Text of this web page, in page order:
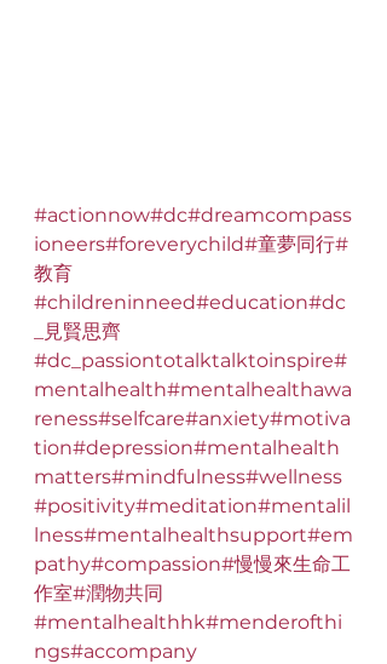
#actionnow#dc#dreamcompass
ioneers#foreverychild#童夢同行#
教育
#childreninneed#education#dc
_見賢思齊
#dc_passiontotalktalktoinspire#
mentalhealth#mentalhealthawa
reness#selfcare#anxiety#motiva
tion#depression#mentalhealth
matters#mindfulness#wellness
#positivity#meditation#mentalil
lness#mentalhealthsupport#em
pathy#compassion#慢慢來生命工
作室#潤物共同
#mentalhealthhk#menderofthi
ngs#accompany